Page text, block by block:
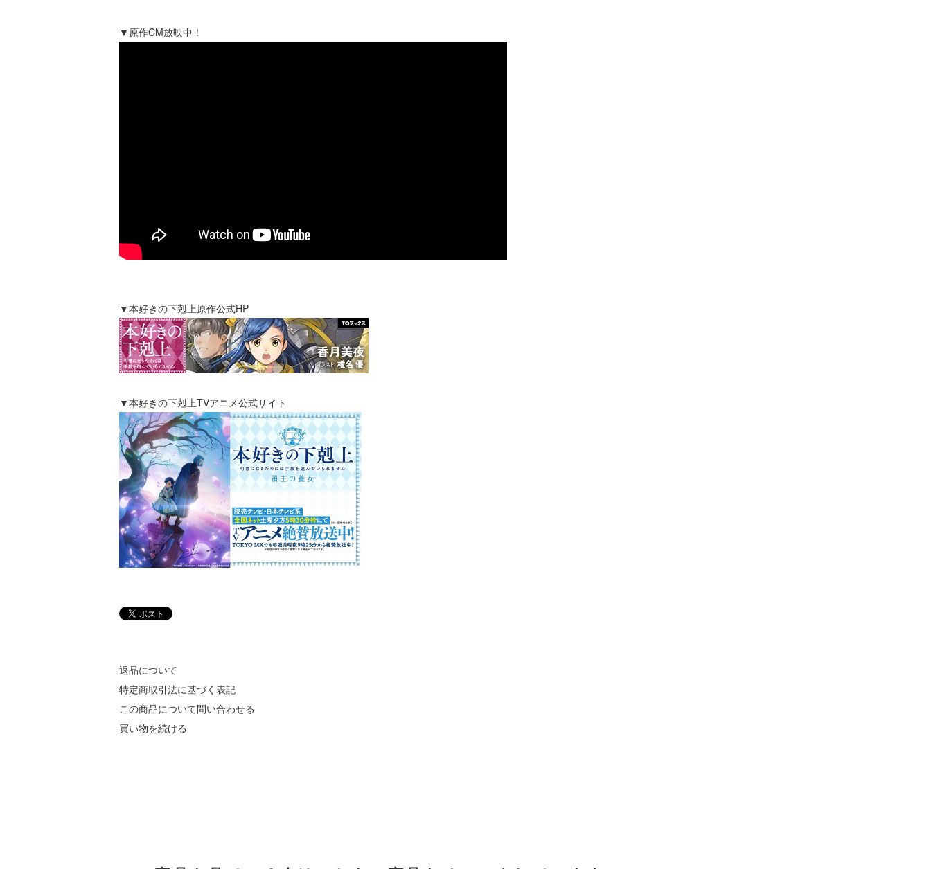
▼原作CM放映中！
▼本好きの下剋上原作公式HP
▼本好きの下剋上TVアニメ公式サイト
返品について
特定商取引法に基づく表記
この商品について問い合わせる
買い物を続ける